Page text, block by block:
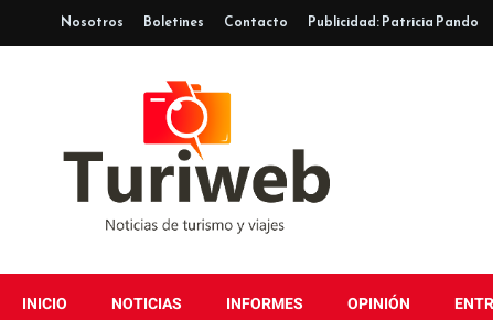
Nosotros Boletines Contacto Publicidad: Patricia Pando
INICIO NOTICIAS INFORMES OPINIÓN